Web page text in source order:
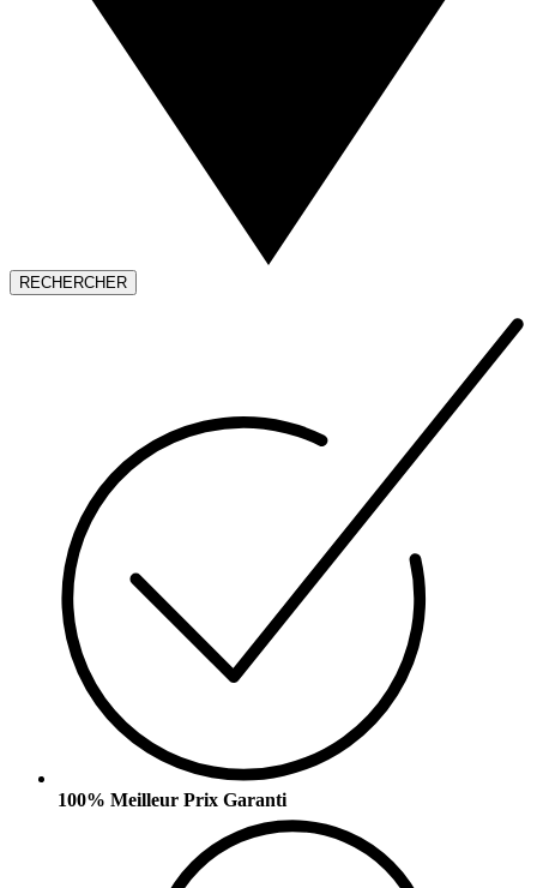
RECHERCHER
100% Meilleur Prix Garanti